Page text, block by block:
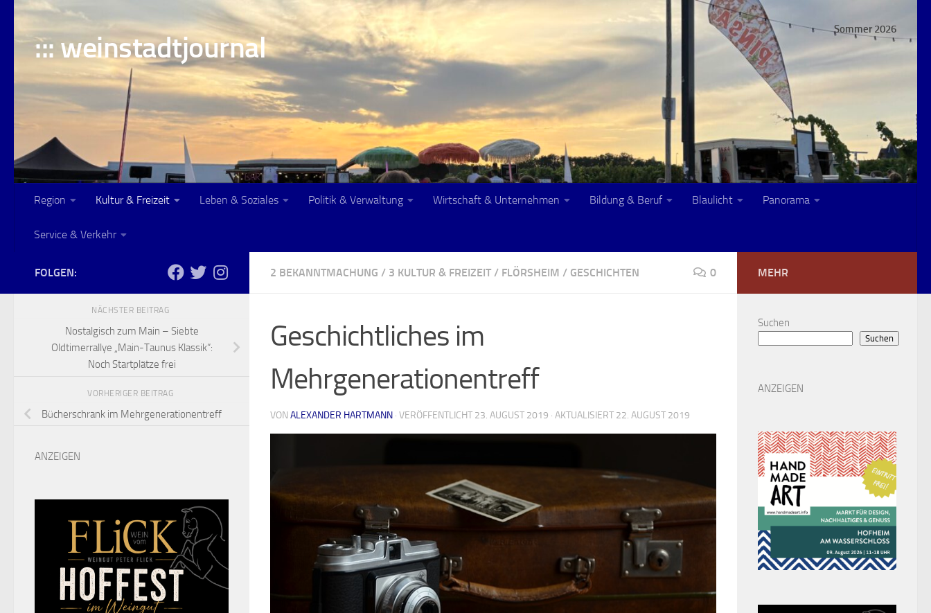
Skip to content
::: weinstadtjournal
Sommer 2026
Region Kultur & Freizeit Leben & Soziales Politik & Verwaltung Wirtschaft & Unternehmen Bildung & Beruf Blaulicht Panorama
Service & Verkehr
2 BEKANNTMACHUNG / 3 KULTUR & FREIZEIT / FLÖRSHEIM / GESCHICHTEN 0
Geschichtliches im
Mehrgenerationentreff
VON ALEXANDER HARTMANN · VERÖFFENTLICHT 23. AUGUST 2019 · AKTUALISIERT 22. AUGUST 2019
FOLGEN:
NÄCHSTER BEITRAG
Nostalgisch zum Main – Siebte
Oldtimerrallye „Main-Taunus Klassik“:
Noch Startplätze frei
VORHERIGER BEITRAG
Bücherschrank im Mehrgenerationentreff
ANZEIGEN
MEHR
Suchen
Suchen
ANZEIGEN